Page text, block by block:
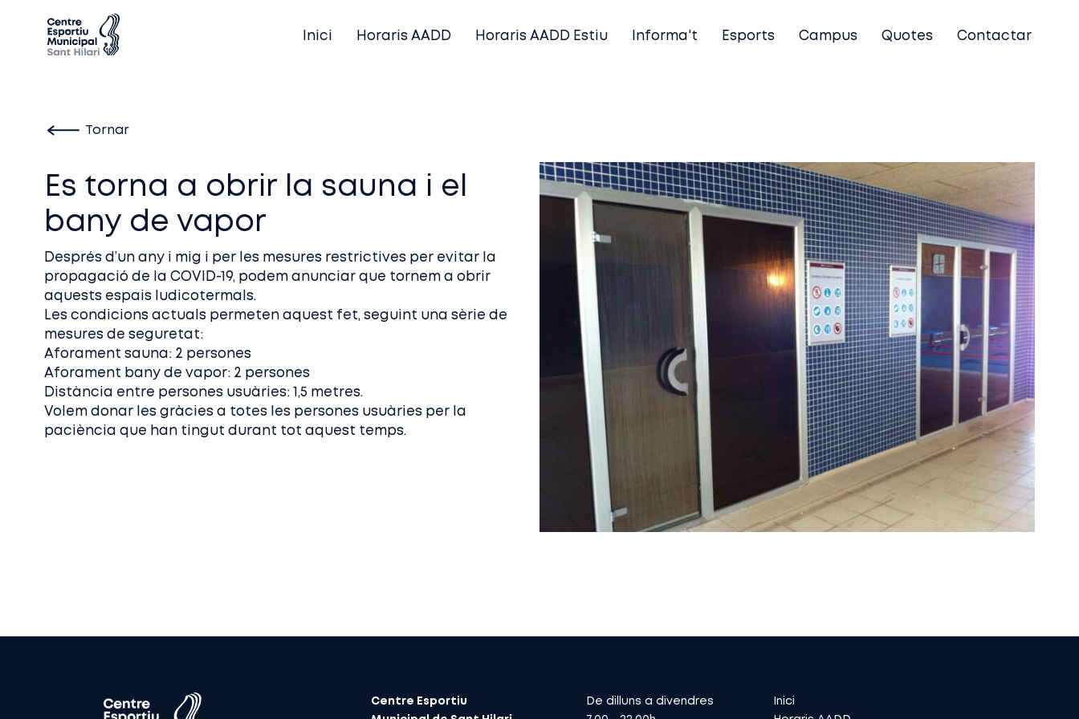
Inici Horaris AADD Horaris AADD Estiu Informa't Esports Campus Quotes Contactar
Tornar
Es torna a obrir la sauna i el
bany de vapor
Després d’un any i mig i per les mesures restrictives per evitar la
propagació de la COVID-19, podem anunciar que tornem a obrir
aquests espais ludicotermals.
Les condicions actuals permeten aquest fet, seguint una sèrie de
mesures de seguretat:
Aforament sauna: 2 persones
Aforament bany de vapor: 2 persones
Distància entre persones usuàries: 1,5 metres.
Volem donar les gràcies a totes les persones usuàries per la
paciència que han tingut durant tot aquest temps.
Centre Esportiu
De dilluns a divendres
Inici